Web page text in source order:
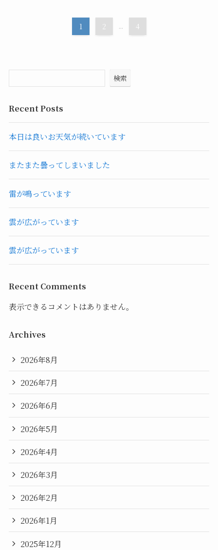
1 2 ... 4
検索
Recent Posts
本日は良いお天気が続いています
またまた曇ってしまいました
雷が鳴っています
雲が広がっています
雲が広がっています
Recent Comments
表示できるコメントはありません。
Archives
2026年8月
2026年7月
2026年6月
2026年5月
2026年4月
2026年3月
2026年2月
2026年1月
2025年12月